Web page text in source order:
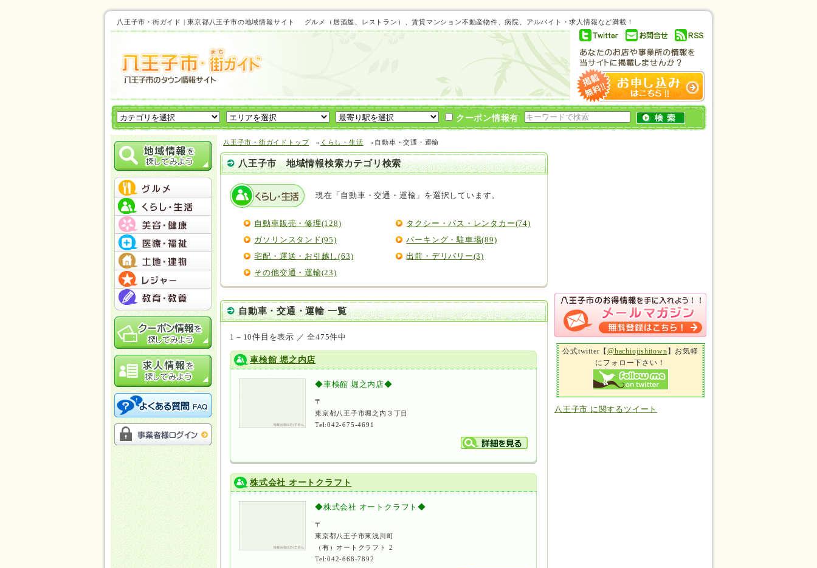
八王子市・街ガイド | 東京都八王子市の地域情報サイト グルメ（居酒屋、レストラン）、賃貸マンション不動産物件、病院、アルバイト・求人情報など満載！
クーポン情報有
八王子市・街ガイドトップ » くらし・生活 »自動車・交通・運輸
八王子市 地域情報検索カテゴリ検索
現在「自動車・交通・運輸」を選択しています。
自動車販売・修理(128)
タクシー・バス・レンタカー(74)
ガソリンスタンド(95)
パーキング・駐車場(89)
宅配・運送・お引越し(63)
出前・デリバリー(3)
その他交通・運輸(23)
自動車・交通・運輸 一覧
1－10件目を表示 ／ 全475件中
車検館 堀之内店
◆車検館 堀之内店◆
〒
東京都八王子市堀之内３丁目
Tel:042-675-4691
株式会社 オートクラフト
◆株式会社 オートクラフト◆
〒
東京都八王子市東浅川町
（有）オートクラフト 2
Tel:042-668-7892
公式twitter【@hachiojishitown 】お気軽
にフォロー下さい！
八王子市 に関するツイート